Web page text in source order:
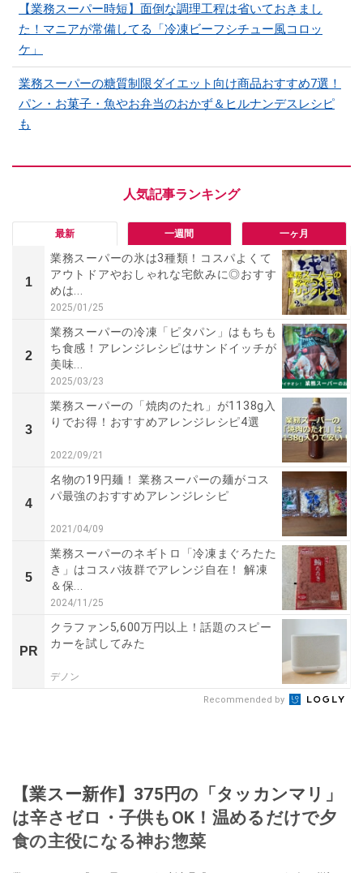
【業務スーパー時短】面倒な調理工程は省いておきまし
た！マニアが常備してる「冷凍ビーフシチュー風コロッ
ケ」
業務スーパーの糖質制限ダイエット向け商品おすすめ7選！
パン・お菓子・魚やお弁当のおかず＆ヒルナンデスレシピ
も
最新 一週間 一ヶ月
1
業務スーパーの氷は3種類！コスパよくて
アウトドアやおしゃれな宅飲みに◎おすす
めは...
2025/01/25
2
業務スーパーの冷凍「ピタパン」はもちも
ち食感！アレンジレシピはサンドイッチが
美味...
2025/03/23
3
業務スーパーの「焼肉のたれ」が1138g入
りでお得！おすすめアレンジレシピ4選
2022/09/21
4
名物の19円麺！ 業務スーパーの麺がコス
パ最強のおすすめアレンジレシピ
2021/04/09
5
業務スーパーのネギトロ「冷凍まぐろたた
き」はコスパ抜群でアレンジ自在！ 解凍
＆保...
2024/11/25
PR
クラファン5,600万円以上！話題のスピー
カーを試してみた
デノン
Recommended by
【業スー新作】375円の「タッカンマリ」
は辛さゼロ・子供もOK！温めるだけで夕
食の主役になる神お惣菜